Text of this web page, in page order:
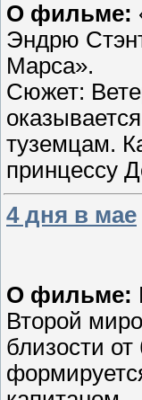
О фильме:
Эндрю
Марса».
Сюжет:
туземцам.
принцессу
4 дня в мае
О фильме:
Второй
близости